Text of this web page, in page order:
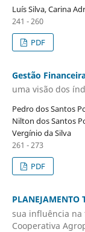
Luís Silva, Carina
241 - 260
PDF
Gestão
uma visão dos
Pedro dos Santos
Nilton dos Santos
Vergínio da Silva
261 - 273
PDF
PLANEJAMENTO
sua influência na
Cooperativa